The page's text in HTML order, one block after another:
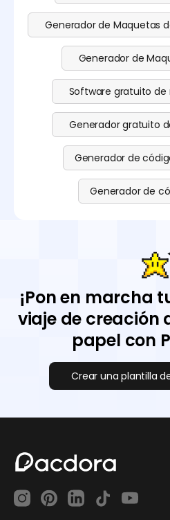
Generador de Maquetas
Generador de
Software gratuito de
Generador gratuito
Generador de
Generador de
¡Pon en marcha
viaje de creación
papel con
Crear una plantilla